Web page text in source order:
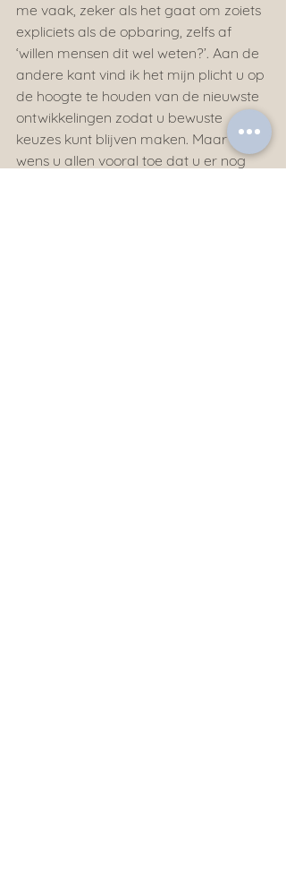
me vaak, zeker als het gaat om zoiets
expliciets als de opbaring, zelfs af
‘willen mensen dit wel weten?’. Aan de
andere kant vind ik het mijn plicht u op
de hoogte te houden van de nieuwste
ontwikkelingen zodat u bewuste
keuzes kunt blijven maken. Maar ik
wens u allen vooral toe dat u er nog